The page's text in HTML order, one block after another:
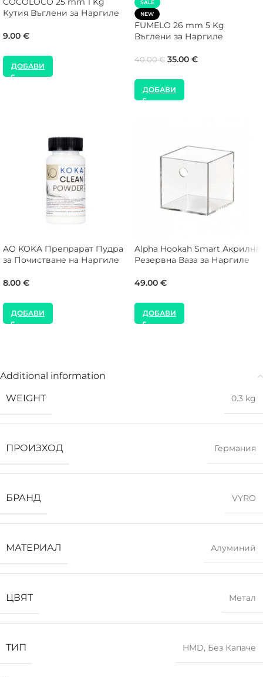
Кутия Въглени за Наргиле
9.00 €
ДОБАВИ
SALE
NEW
FUMELO 26 mm 5 Kg
Въглени за Наргиле
40.00€ 35.00 €
ДОБАВИ
AO KOKA Препрарат Пудра
за Почистване на Наргиле
8.00 €
ДОБАВИ
Alpha Hookah Smart Акрилна
Резервна Ваза за Наргиле
49.00 €
ДОБАВИ
Additional information
WEIGHT
0.3 kg
ПРОИЗХОД Германия
БРАНД VYRO
МАТЕРИАЛ Алуминий
ЦВЯТ Метал
ТИП HMD, Без Капаче